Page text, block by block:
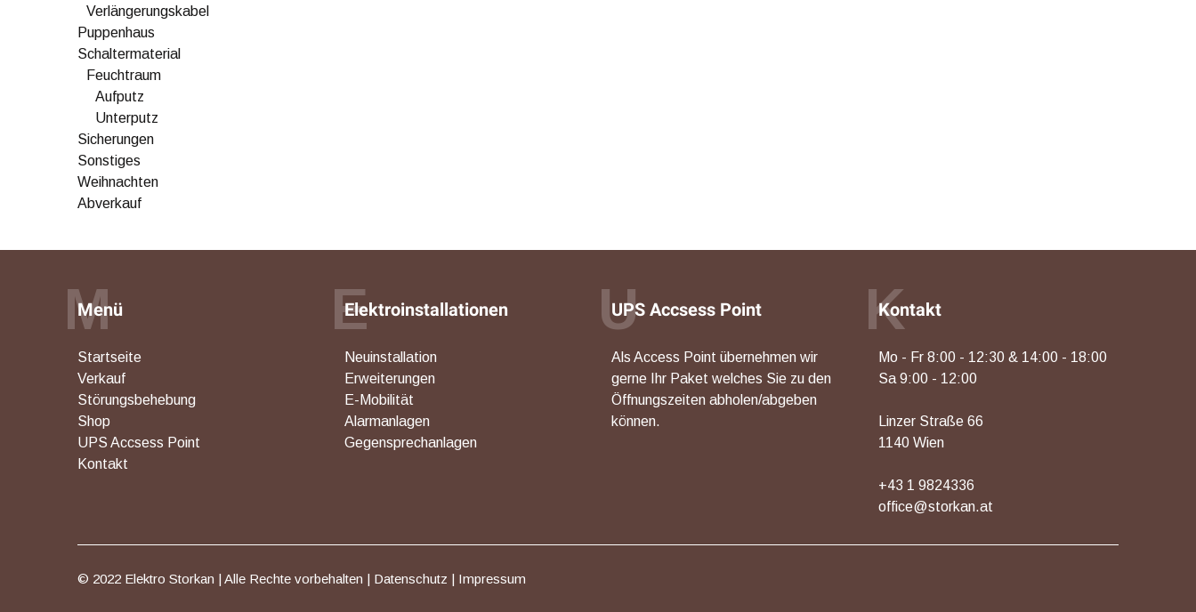
Verlängerungskabel
Puppenhaus
Schaltermaterial
Feuchtraum
Aufputz
Unterputz
Sicherungen
Sonstiges
Weihnachten
Abverkauf
Menü
M
Startseite
Verkauf
Störungsbehebung
Shop
UPS Accsess Point
Kontakt
Elektroinstallationen
E
Neuinstallation
Erweiterungen
E-Mobilität
Alarmanlagen
Gegensprechanlagen
UPS Accsess Point
U
Als Access Point übernehmen wir
gerne Ihr Paket welches Sie zu den
Öffnungszeiten abholen/abgeben
können.
Kontakt
K
Mo - Fr 8:00 - 12:30 & 14:00 - 18:00
Sa 9:00 - 12:00
Linzer Straße 66
1140 Wien
+43 1 9824336
office@storkan.at
© 2022 Elektro Storkan | Alle Rechte vorbehalten | Datenschutz | Impressum